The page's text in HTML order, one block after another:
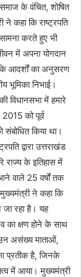
के वंचित, शोषित
कहा कि राष्ट्रपति
करते हुए भी
में अपना योगदान
के आदर्शों का अनुसरण
भूमिका निभाई।
विधानसभा में हमारे
को पूर्व
संबोधित किया था।
द्वारा उत्तराखंड
राज्य के इतिहास में
वाले 25 वर्षों तक
ने कहा कि
जा रहा है। यह
का क्षण होने के साथ
उन असंख्य माताओं,
प्रतीक है, जिनके
में आया। मुख्यमंत्री